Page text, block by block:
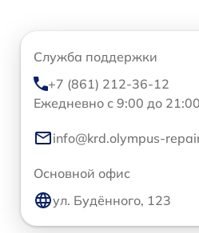
Служба поддержки
+7 (861) 212-36-12
Ежедневно с 9:00 до 21:00
info@krd.olympus-
Основной офис
ул. Будённого, 123